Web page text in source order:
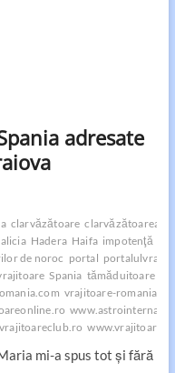
adresate
clarvăzătoare clarvăzătoarea
Hadera Haifa impotenţă
de noroc portal
Spania tămăduitoare
vrajitoare-romania.ro
mi-a spus tot şi fără